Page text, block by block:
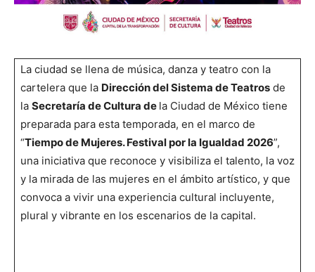
La ciudad se llena de música, danza y teatro con la
cartelera que la Dirección del Sistema de Teatros de
la Secretaría de Cultura de la Ciudad de México tiene
preparada para esta temporada, en el marco de
“Tiempo de Mujeres. Festival por la Igualdad 2026”,
una iniciativa que reconoce y visibiliza el talento, la voz
y la mirada de las mujeres en el ámbito artístico, y que
convoca a vivir una experiencia cultural incluyente,
plural y vibrante en los escenarios de la capital.